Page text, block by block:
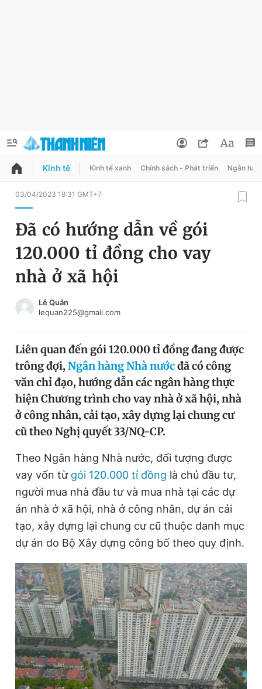
QUẢNG CÁO
Chuyên mục
Chuyên mục khác
Chào ngày mới
Video Magazine
Sản phẩm khác
Bạn cần biết
Thông tin tòa soạn Liên hệ quảng cáo
Đọc Thanh Niên trên điện thoại
Theo dõi báo trên
Hotline
0906 645 777
Liên hệ quảng cáo
0908 780 404
Đổi mật khẩu
Tin đã lưu
Đăng xuất
Kinh tế Kinh tế xanh Chính sách - Phát triển Ngân
03/04/2023 18:31 GMT+7
Đã có hướng dẫn về gói
120.000 tỉ đồng cho vay
nhà ở xã hội
Lê Quân
lequan225@gmail.com
Liên quan đến gói 120.000 tỉ đồng đang được
trông đợi, Ngân hàng Nhà nướcđã có công
văn chỉ đạo, hướng dẫn các ngân hàng thực
hiện Chương trình cho vay nhà ở xã hội, nhà
ở công nhân, cải tạo, xây dựng lại chung cư
cũ theo Nghị quyết 33/NQ-CP.
Theo Ngân hàng Nhà nước, đối tượng được
vay vốn từ gói 120.000 tỉ đồng là chủ đầu tư,
người mua nhà đầu tư và mua nhà tại các dự
án nhà ở xã hội, nhà ở công nhân, dự án cải
tạo, xây dựng lại chung cư cũ thuộc danh mục
dự án do Bộ Xây dựng công bố theo quy định.